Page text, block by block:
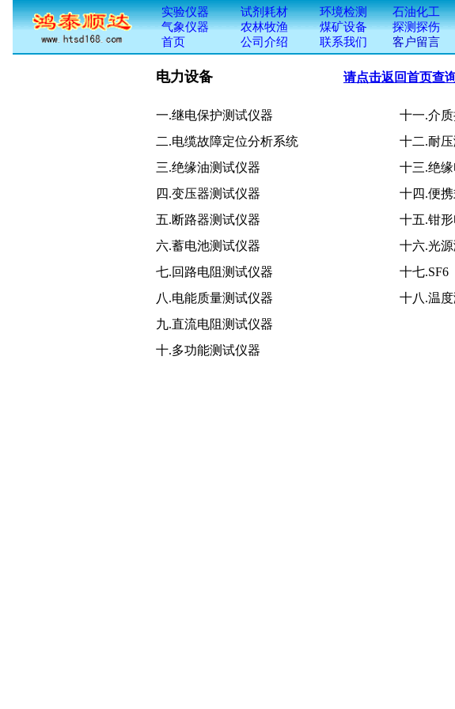
电力设备 请点击返回首页查
一.继电保护测试仪器 十一.介质损
二.电缆故障定位分析系统 十二.耐压测
三.绝缘油测试仪器 十三.绝缘电阻
四.变压器测试仪器 十四.便携式电
五.断路器测试仪器 十五.钳形电
六.蓄电池测试仪器 十六.光源测
七.回路电阻测试仪器 十七.SF6（六氟
八.电能质量测试仪器 十八.温度测
九.直流电阻测试仪器
十.多功能测试仪器